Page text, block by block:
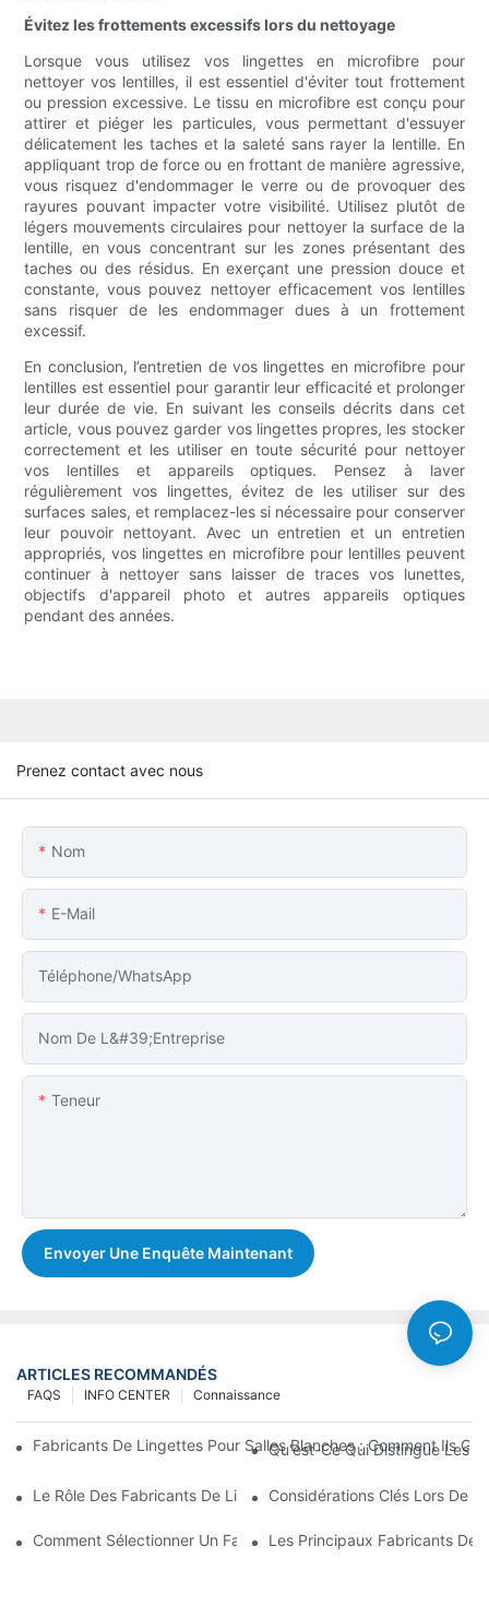
Évitez les frottements excessifs lors du nettoyage
Lorsque vous utilisez vos lingettes en microfibre pour
nettoyer vos lentilles, il est essentiel d'éviter tout frottement
ou pression excessive. Le tissu en microfibre est conçu pour
attirer et piéger les particules, vous permettant d'essuyer
délicatement les taches et la saleté sans rayer la lentille. En
appliquant trop de force ou en frottant de manière agressive,
vous risquez d'endommager le verre ou de provoquer des
rayures pouvant impacter votre visibilité. Utilisez plutôt de
légers mouvements circulaires pour nettoyer la surface de la
lentille, en vous concentrant sur les zones présentant des
taches ou des résidus. En exerçant une pression douce et
constante, vous pouvez nettoyer efficacement vos lentilles
sans risquer de les endommager dues à un frottement
excessif.
En conclusion, l’entretien de vos lingettes en microfibre pour
lentilles est essentiel pour garantir leur efficacité et prolonger
leur durée de vie. En suivant les conseils décrits dans cet
article, vous pouvez garder vos lingettes propres, les stocker
correctement et les utiliser en toute sécurité pour nettoyer
vos lentilles et appareils optiques. Pensez à laver
régulièrement vos lingettes, évitez de les utiliser sur des
surfaces sales, et remplacez-les si nécessaire pour conserver
leur pouvoir nettoyant. Avec un entretien et un entretien
appropriés, vos lingettes en microfibre pour lentilles peuvent
continuer à nettoyer sans laisser de traces vos lunettes,
objectifs d'appareil photo et autres appareils optiques
pendant des années.
Prenez contact avec nous
Nom
E-Mail
Téléphone/WhatsApp
Nom De L&#39;entreprise
Teneur
Envoyer Une Enquête Maintenant
ARTICLES RECOMMANDÉS
Connaissance
INFO CENTER
FAQS
Fabricants De Lingettes Pour Salles Blanches : Comment Ils
Qu'est-Ce Qui Distingue Les
Le Rôle Des Fabricants De Lingettes Pour Salles Blanches
Considérations Clés Lors De
Comment Sélectionner Un Fabricant Fiable De Lingettes Pour
Les Principaux Fabricants De